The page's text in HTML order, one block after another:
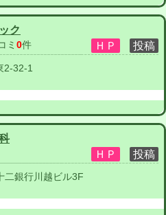
ク
ミ 0件
2-32-1
銀行川越ビル3F